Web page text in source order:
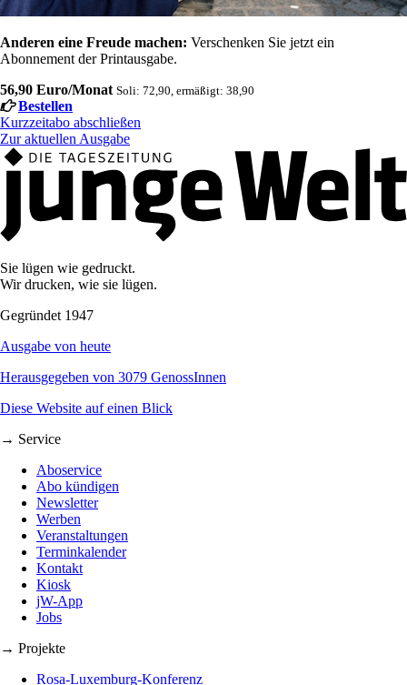
Anderen eine Freude machen: Verschenken Sie jetzt ein
Abonnement der Printausgabe.
56,90 Euro/Monat Soli: 72,90, ermäßigt: 38,90
Bestellen
Kurzzeitabo abschließen
Zur aktuellen Ausgabe
Sie lügen wie gedruckt.
Wir drucken, wie sie lügen.
Gegründet 1947
Ausgabe von heute
Herausgegeben von 3079 GenossInnen
Diese Website auf einen Blick
→ Service
Aboservice
Abo kündigen
Newsletter
Werben
Veranstaltungen
Terminkalender
Kontakt
Kiosk
jW-App
Jobs
→ Projekte
Rosa-Luxemburg-Konferenz